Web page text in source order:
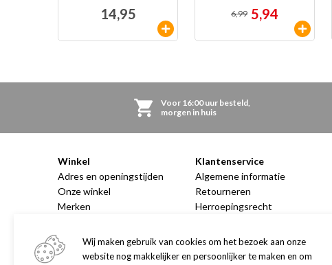
14,95 6,99 5,94
Voor 16:00 uur besteld,
morgen in huis
Winkel
Adres en openingstijden
Onze winkel
Merken
Verzorgingsgebied
Vacatures
Klantenservice
Algemene informatie
Retourneren
Herroepingsrecht
Privacy
Wij maken gebruik van cookies om het bezoek aan onze
website nog makkelijker en persoonlijker te maken en om